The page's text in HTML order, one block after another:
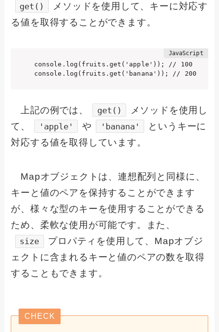
get()
メソッドを使用して、キーに対応す
る値を取得することができます。
console.log(fruits.get('apple')); // 100
上記の例では、 get()
メソッドを使用し
て、
'apple' や 'banana'
というキーに
対応する値を取得しています。
Mapオブジェクトは、連想配列と同様に、
キーと値のペアを保持することができます
が、様々な型のキーを使用することができる
ため、柔軟な使用が可能です。また、
size
プロパティを使用して、Mapオブジ
ェクトに含まれるキーと値のペアの数を取得
することもできます。
CHECK